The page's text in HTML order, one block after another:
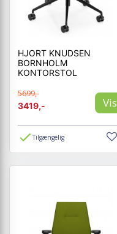
HJORT KNUDSEN
BORNHOLM
KONTORSTOL
5699,-
3419,-
Vis
Tilgængelig